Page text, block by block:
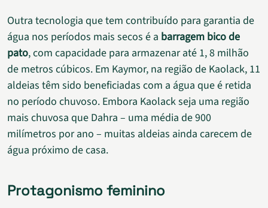
Outra tecnologia que tem contribuído para garantia de
água nos períodos mais secos é a barragem bico de
pato, com capacidade para armazenar até 1, 8 milhão
de metros cúbicos. Em Kaymor, na região de Kaolack, 11
aldeias têm sido beneficiadas com a água que é retida
no período chuvoso. Embora Kaolack seja uma região
mais chuvosa que Dahra – uma média de 900
milímetros por ano – muitas aldeias ainda carecem de
água próximo de casa.
Protagonismo feminino